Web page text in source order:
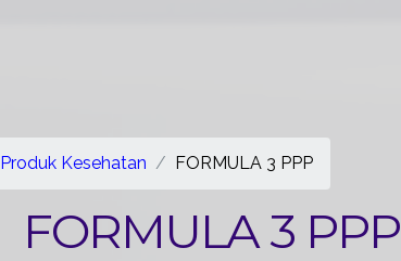
Produk Kesehatan FORMULA 3 PPP
FORMULA 3 PPP